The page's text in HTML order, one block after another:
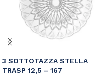
3 SOTTOTAZZA STELLA
TRASP 12,5 – 167